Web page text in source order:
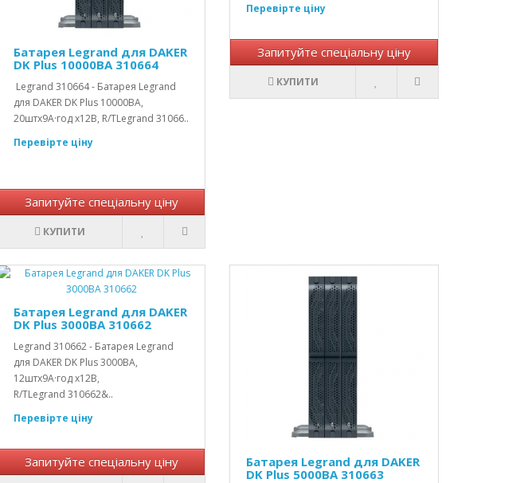
Батарея Legrand для DAKER
DK Plus 10000ВА 310664
Legrand 310664 - Батарея Legrand
для DAKER DK Plus 10000ВА,
20штх9А·год х12В, R/TLegrand 31066..
Перевірте ціну
Запитуйте спеціальну ціну
КУПИТИ
Перевірте ціну
Запитуйте спеціальну ціну
КУПИТИ
Батарея Legrand для DAKER
DK Plus 3000ВА 310662
Legrand 310662 - Батарея Legrand
для DAKER DK Plus 3000ВА,
12штх9А·год х12В,
R/TLegrand 310662&..
Перевірте ціну
Запитуйте спеціальну ціну
Батарея Legrand для DAKER
DK Plus 5000ВА 310663